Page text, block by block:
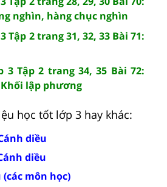
nghìn, hàng chục nghìn
Tập 2 trang 31, 32, 33 Bài 71:
3 Tập 2 trang 34, 35 Bài 72:
lập phương
học tốt lớp 3 hay khác:
diều
diều
môn học)